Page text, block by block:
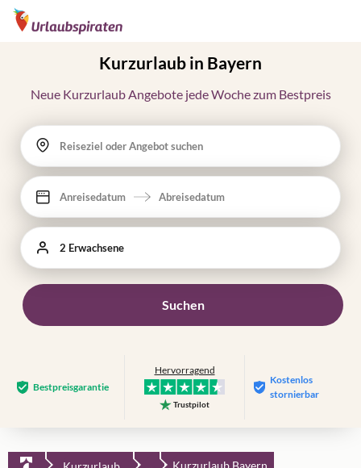
Kurzurlaub in Bayern
Neue Kurzurlaub Angebote jede Woche zum Bestpreis
Reiseziel oder Angebot suchen
Anreisedatum Abreisedatum
2 Erwachsene
Suchen
Bestpreis­garantie
Hervorragend
Trustpilot
Kostenlos
stornierbar
Kurzurlaub Bayern